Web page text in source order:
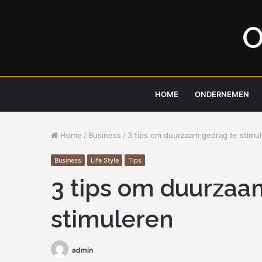
HOME ONDERNEMEN
Home / Business / 3 tips om duurzaam gedrag te
Business Life Style Tips
3 tips om
stimuleren
admin